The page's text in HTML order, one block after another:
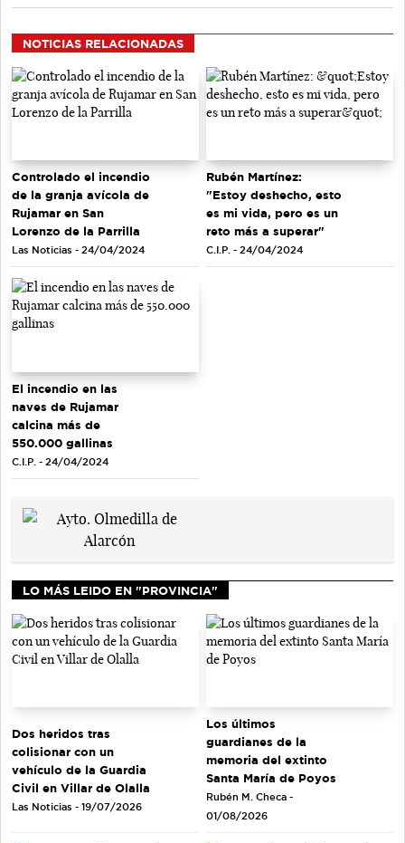
NOTICIAS RELACIONADAS
Controlado el incendio
de la granja avícola de
Rujamar en San
Lorenzo de la Parrilla
Las Noticias - 24/04/2024
Rubén Martínez:
"Estoy deshecho, esto
es mi vida, pero es un
reto más a superar"
C.I.P. - 24/04/2024
El incendio en las
naves de Rujamar
calcina más de
550.000 gallinas
C.I.P. - 24/04/2024
LO MÁS LEIDO EN "PROVINCIA"
Dos heridos tras
colisionar con un
vehículo de la Guardia
Civil en Villar de Olalla
Las Noticias - 19/07/2026
Los últimos
guardianes de la
memoria del extinto
Santa María de Poyos
Rubén M. Checa -
01/08/2026